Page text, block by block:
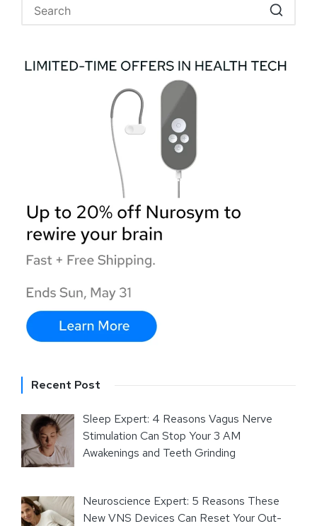
Recent Post
Sleep Expert: 4 Reasons Vagus Nerve
Stimulation Can Stop Your 3 AM
Awakenings and Teeth Grinding
Neuroscience Expert: 5 Reasons These
New VNS Devices Can Reset Your Out-